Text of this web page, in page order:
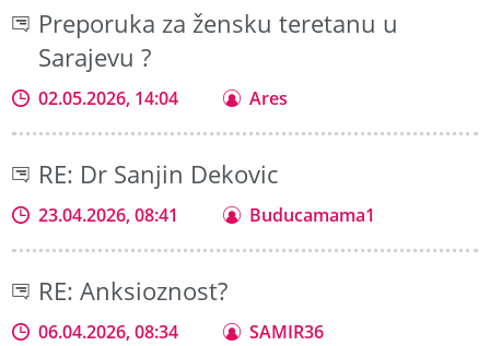
Preporuka za žensku teretanu u
Sarajevu ?
02.05.2026, 14:04 Ares
RE: Dr Sanjin Dekovic
23.04.2026, 08:41 Buducamama1
RE: Anksioznost?
06.04.2026, 08:34 SAMIR36